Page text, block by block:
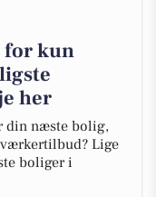
for kun
her
din næste bolig,
Lige
boliger i